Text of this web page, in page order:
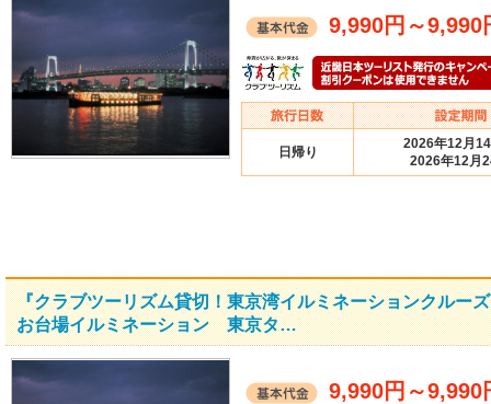
9,990円 ～9,990
日帰り
2026年12月
2026年12月
『クラブツーリズム貸切！東京湾イルミネーションクルー
お台場イルミネーション 東京タ…
9,990円 ～9,990